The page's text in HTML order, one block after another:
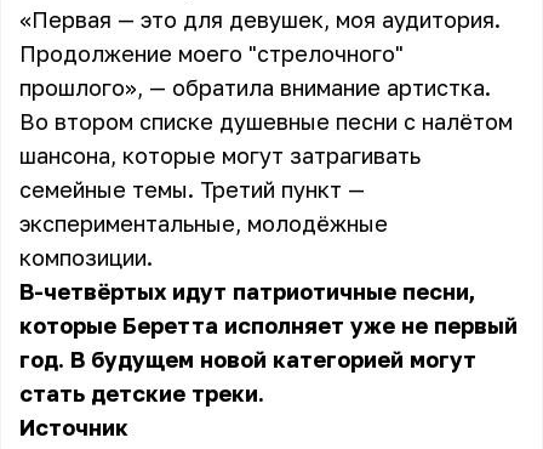
«Первая — это для девушек, моя аудитория.
Продолжение моего "стрелочного"
прошлого», — обратила внимание артистка.
Во втором списке душевные песни с налётом
шансона, которые могут затрагивать
семейные темы. Третий пункт —
экспериментальные, молодёжные
композиции.
В-четвёртых идут патриотичные песни,
которые Беретта исполняет уже не первый
год. В будущем новой категорией могут
стать детские треки.
Источник